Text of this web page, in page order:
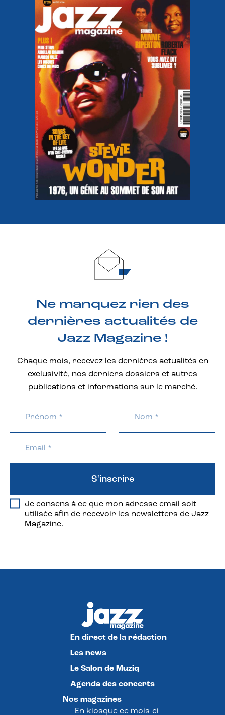
Ne manquez rien des
dernières actualités de
Jazz Magazine !
Chaque mois, recevez les dernières actualités en
exclusivité, nos derniers dossiers et autres
publications et informations sur le marché.
Je consens à ce que mon adresse email soit
utilisée afin de recevoir les newsletters de Jazz
Magazine.
S'inscrire
En direct de la rédaction
Les news
Le Salon de Muziq
Agenda des concerts
Nos magazines
En kiosque ce mois-ci